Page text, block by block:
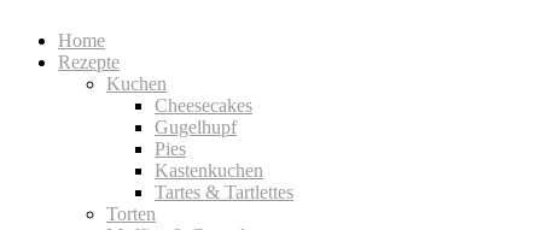
Home
Rezepte
Kuchen
Cheesecakes
Gugelhupf
Pies
Kastenkuchen
Tartes & Tartlettes
Torten